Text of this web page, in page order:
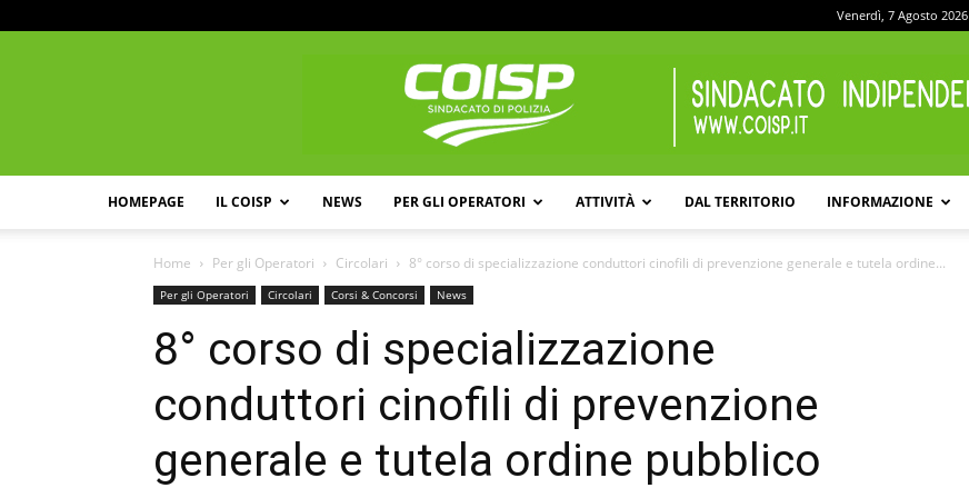
Venerdì, 7 Agosto 2026
HOMEPAGE IL COISP NEWS PER GLI OPERATORI ATTIVITÀ DAL TERRITORIO INFORMAZIONE
Home Per gli Operatori Circolari 8° corso di specializzazione conduttori cinofili di prevenzione generale e tutela ordine...
Per gli Operatori Circolari Corsi & Concorsi News
8° corso di specializzazione
conduttori cinofili di prevenzione
generale e tutela ordine pubblico